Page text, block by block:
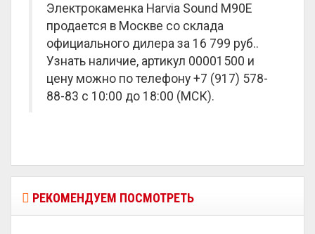
Электрокаменка Harvia Sound M90E
продается в Москве со склада
официального дилера за 16 799 руб..
Узнать наличие, артикул 00001500 и
цену можно по телефону +7 (917) 578-
88-83 с 10:00 до 18:00 (МСК).
РЕКОМЕНДУЕМ ПОСМОТРЕТЬ